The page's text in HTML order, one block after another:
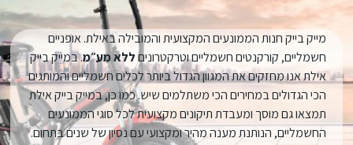
מייק בייק חנות הממונעים המקצועית והמובילה באילת. אופניים
חשמליים, קורקנטים חשמליים וטרקטרוניםללא מע״מ. במייק בייק
אילת אנו מחזקים את המגוון הגדול ביותר לכלים חשמליים והמותגים
הכי הגדולים במחירים הכי משתלמים שיש. כמו כן, במייק בייק אילת
תמצאו גם מוסך ומעבדת תיקונים מקצועית לכל סוגי הממונעים
החשמליים, הנותנת מענה מהיר ומקצועי עם נסיון של שנים בתחום.